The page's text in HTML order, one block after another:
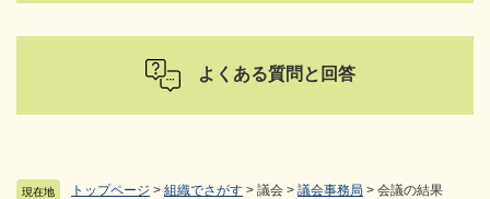
現在地 トップページ > 組織でさがす > 議会 > 議会事務局 > 会議の結果
よくある質問と回答